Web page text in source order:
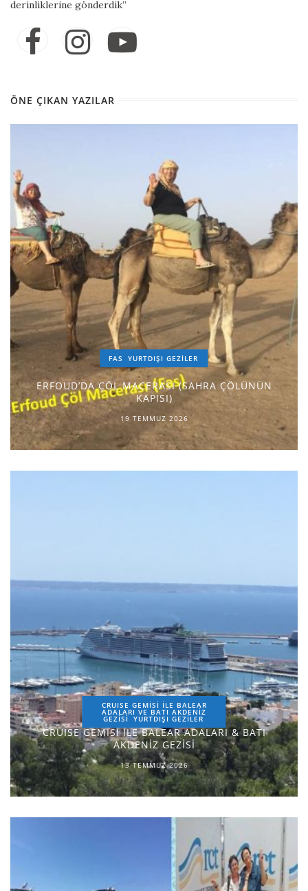
derinliklerine gönderdik”
ÖNE ÇIKAN YAZILAR
FAS YURTDIŞI GEZILER
ERFOUD’DA ÇÖL MACERASI (SAHRA ÇÖLÜNÜN
KAPISI)
19 TEMMUZ 2026
CRUISE GEMİSİ İLE BALEAR
ADALARI VE BATI AKDENİZ
GEZİSİ YURTDIŞI GEZILER
CRUISE GEMİSİ İLE BALEAR ADALARI & BATI
AKDENİZ GEZİSİ
13 TEMMUZ 2026